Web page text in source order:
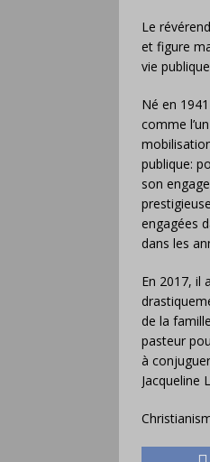
Le
et figure
vie
Né en
comme
publique:
son
engagées
dans les
En 2017, il
de la
pasteur
à
Jacqueline